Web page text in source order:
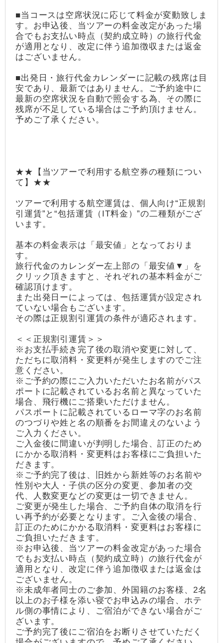
■当コースは空席状況に応じて料金が変動致しま
す。お申込後、当ツアーの料金改定があった場
合でもお支払い時点（契約成立時）の旅行代金
が適用となり、改定に伴う追加徴収または返金
はございません。
■出発日・旅行代金カレンダーに記載の残席は目
安であり、最新ではありません。ご予約途中に
最新の空席状況を自動で照会する為、その際に
残席が不足している場合はご予約頂けません。
予めご了承ください。
★★【当ツアーで利用する航空券の種類につい
て】★★
ツアーで利用する航空運賃は、個人向け“正規割
引運賃”と“包括運賃（IT料金）”の二種類がござ
います。
基本の料金表示は「最安値」となっておりま
す。
旅行代金のカレンダー左上部の「最安値▼」を
クリック頂きますと、それぞれの基本料金がご
確認頂けます。
また出発日ーによっては、包括運賃が設定され
ていない場合もございます。
その際は正規割引運賃の条件が適応されます。
＜＜正規割引運賃＞＞
※お支払手続き完了後の取消や変更に対して、
ただちに取消料・変更料が発生しますのでご注
意ください。
※ご予約の際にご入力いただいたお名前がパス
ポートに記載されているお名前と異なっていた
場合、飛行機にご搭乗いただけません。
パスポートに記載されているローマ字のお名前
のつづりや姓と名の順番をお間違えのないよう
ご入力ください。
ご入金後に間違いが判明した場合、訂正のため
にかかる取消料・変更料はお客様にご負担いた
だきます。
※ご予約完了後は、旧姓から新姓等のお名前や
性別や大人・子供の区分の変更、参加者の交
代、人数変更などの変更は一切できません。
ご変更が発生した場合、ご予約自体の取消を行
い再予約が必要となります。ご入金後の場合、
訂正のためにかかる取消料・変更料はお客様に
ご負担いただきます。
※お申込後、当ツアーの料金改定があった場合
でもお支払い時点（契約成立時）の旅行代金が
適用となり、改定に伴う追加徴収または返金は
ございません。
※未成年者同士のご参加、外国籍のお客様、2名
以上のお子様を添い寝でお申込みの場合、ホテ
ル側の事情により、ご宿泊ができない場合がご
ざいます。
ご予約完了後にご宿泊をお断りさせていただく